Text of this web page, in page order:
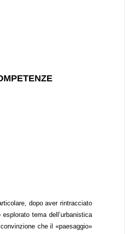
dopo aver rintracciato
tema dell’urbanistica
che il «paesaggio»